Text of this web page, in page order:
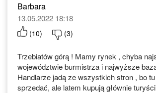
Barbara
13.05.2022 18:18
(10) (3)
Trzebiatów górą ! Mamy rynek , chyba
województwie burmistrza i najwyższe
Handlarze jadą ze wszystkich stron , bo
sprzedać, ale latem kupują głównie